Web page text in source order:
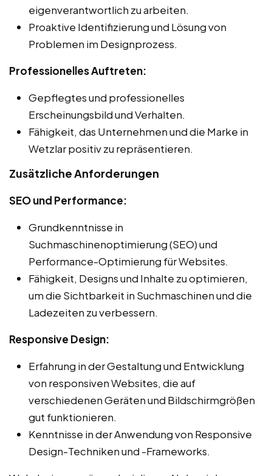
eigenverantwortlich zu arbeiten.
Proaktive Identifizierung und Lösung von
Problemen im Designprozess.
Professionelles Auftreten:
Gepflegtes und professionelles
Erscheinungsbild und Verhalten.
Fähigkeit, das Unternehmen und die Marke in
Wetzlar positiv zu repräsentieren.
Zusätzliche Anforderungen
SEO und Performance:
Grundkenntnisse in
Suchmaschinenoptimierung (SEO) und
Performance-Optimierung für Websites.
Fähigkeit, Designs und Inhalte zu optimieren,
um die Sichtbarkeit in Suchmaschinen und die
Ladezeiten zu verbessern.
Responsive Design:
Erfahrung in der Gestaltung und Entwicklung
von responsiven Websites, die auf
verschiedenen Geräten und Bildschirmgrößen
gut funktionieren.
Kenntnisse in der Anwendung von Responsive
Design-Techniken und -Frameworks.